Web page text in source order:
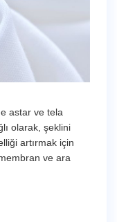
astar ve tela
olarak, şeklini
artırmak için
ve ara